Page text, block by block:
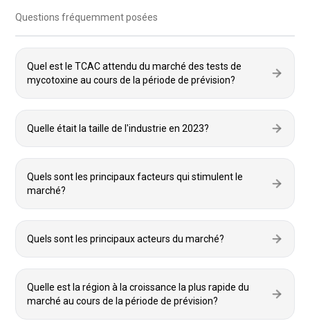
Questions fréquemment posées
Quel est le TCAC attendu du marché des tests de
mycotoxine au cours de la période de prévision?
Quelle était la taille de l'industrie en 2023?
Quels sont les principaux facteurs qui stimulent le
marché?
Quels sont les principaux acteurs du marché?
Quelle est la région à la croissance la plus rapide du
marché au cours de la période de prévision?